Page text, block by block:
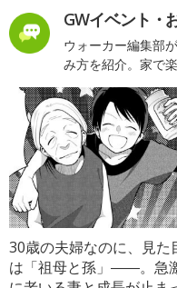
GWイベント・
ウォーカー編集部
み方を紹介。家で
30歳の夫婦なのに、見た
は「祖母と孫」――。急